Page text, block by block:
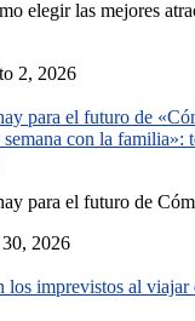
elegir las mejores
2, 2026
para el futuro de
con la familia»:
para el futuro de
2026
los imprevistos al viajar